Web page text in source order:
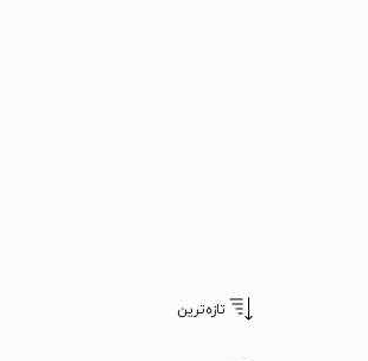
تازه‌ترین